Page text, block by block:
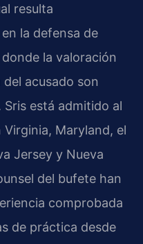
resulta
la defensa de
la valoración
acusado son
Sris está admitido al
Maryland, el
Jersey y Nueva
del bufete han
comprobada
de práctica desde